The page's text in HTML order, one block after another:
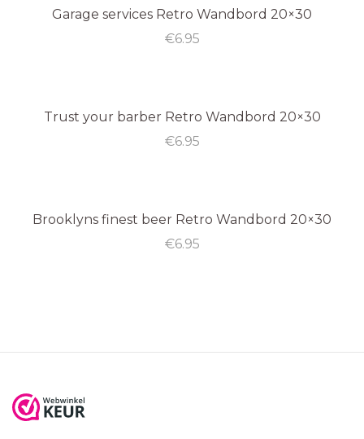
Garage services Retro Wandbord 20×30
€6.95
Trust your barber Retro Wandbord 20×30
€6.95
Brooklyns finest beer Retro Wandbord 20×30
€6.95